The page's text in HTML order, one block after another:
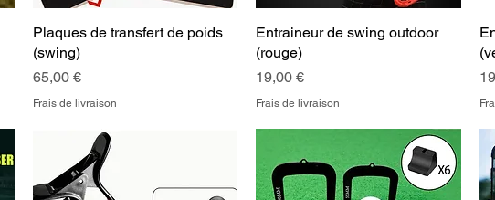
Aperçu rapide
Plaques de transfert de poids
(swing)
Prix
65,00 €
Frais de livraison
Aperçu rapide
Entraineur de swing outdoor
(rouge)
Prix
19,00 €
Frais de livraison